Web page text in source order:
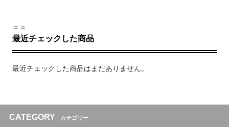
＝＝
最近チェックした商品
最近チェックした商品はまだありません。
CATEGORY カテゴリー